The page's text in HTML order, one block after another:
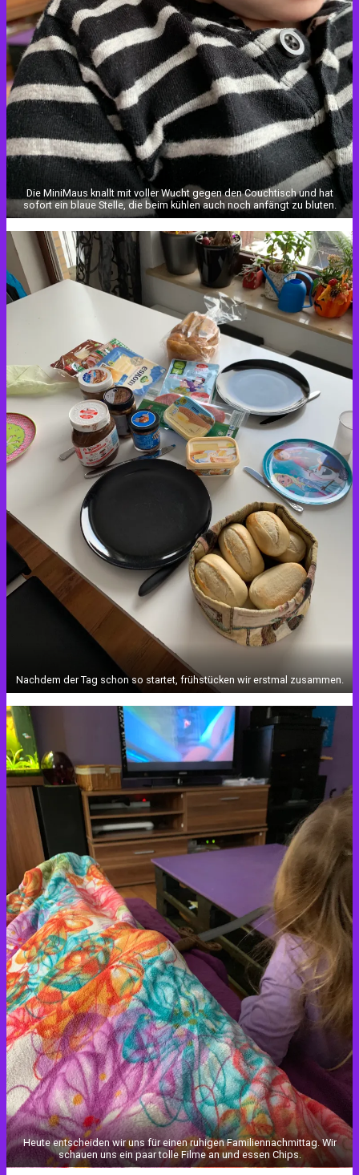
Die MiniMaus knallt mit voller Wucht gegen den Couchtisch und hat
sofort ein blaue Stelle, die beim kühlen auch noch anfängt zu bluten.
Nachdem der Tag schon so startet, frühstücken wir erstmal zusammen.
Heute entscheiden wir uns für einen ruhigen Familiennachmittag. Wir
schauen uns ein paar tolle Filme an und essen Chips.